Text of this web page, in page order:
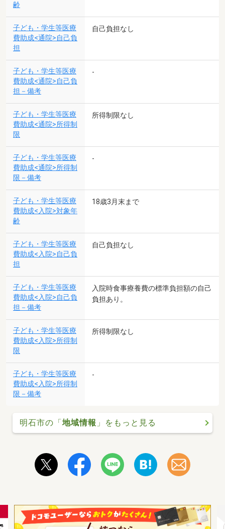
齢
子ども・学生等医療
費助成<通院>自己負
担
自己負担なし
子ども・学生等医療
費助成<通院>自己負
担－備考
-
子ども・学生等医療
費助成<通院>所得制
限
所得制限なし
子ども・学生等医療
費助成<通院>所得制
限－備考
-
子ども・学生等医療
費助成<入院>対象年
齢
18歳3月末まで
子ども・学生等医療
費助成<入院>自己負
担
自己負担なし
子ども・学生等医療
費助成<入院>自己負
担－備考
入院時食事療養費の標準負担額の自己
負担あり。
子ども・学生等医療
費助成<入院>所得制
限
所得制限なし
子ども・学生等医療
費助成<入院>所得制
限－備考
-
明石市の「地域情報 」をもっと見る